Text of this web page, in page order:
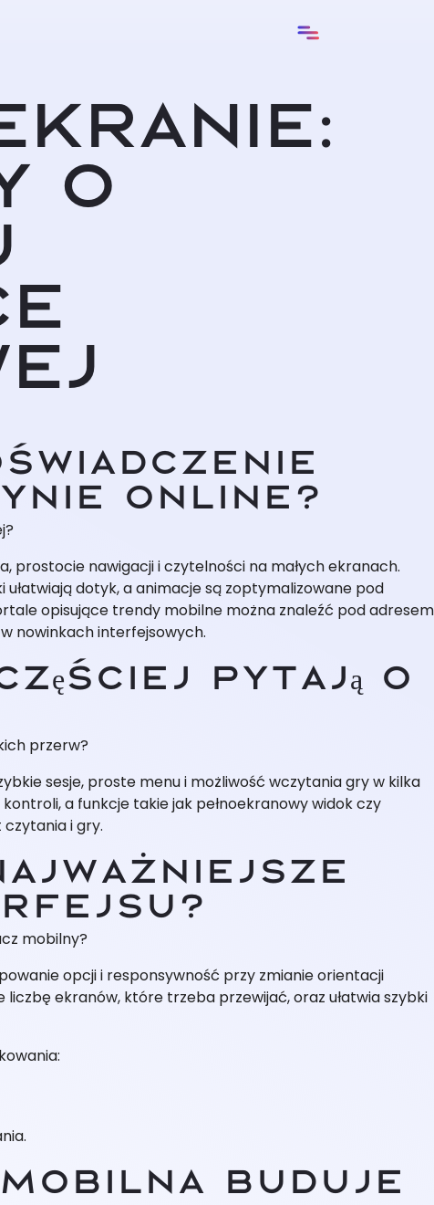
o
online?
prostocie nawigacji i czytelności na małych ekranach.
dotyk, a animacje są zoptymalizowane pod
opisujące trendy mobilne można znaleźć pod adresem
nowinkach interfejsowych.
pytają o
przerw?
sesje, proste menu i możliwość wczytania gry w kilka
a funkcje takie jak pełnoekranowy widok czy
i gry.
mobilny?
opcji i responsywność przy zmianie orientacji
ekranów, które trzeba przewijać, oraz ułatwia szybki
buduje